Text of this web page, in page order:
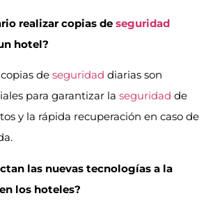
realizar copias de seguridad
hotel?
copias de seguridad diarias son
para garantizar la seguridad de
y la rápida recuperación en caso de
las nuevas tecnologías a la
los hoteles?